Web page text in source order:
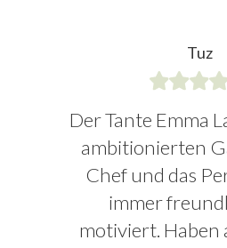
Tuz
Der Tante Emma
ambitionierten
Chef und das
immer
motiviert. Haben